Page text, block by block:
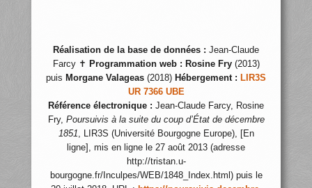
Réalisation de la base de données : Jean-Claude
Farcy ✝ Programmation web : Rosine Fry(2013)
puis Morgane Valageas (2018) Hébergement : LIR3S
UR 7366 UBE
Référence électronique : Jean-Claude Farcy, Rosine
Fry, Poursuivis à la suite du coup d’État de décembre
1851, LIR3S (Université Bourgogne Europe), [En
ligne], mis en ligne le 27 août 2013 (adresse
http://tristan.u-
bourgogne.fr/Inculpes/WEB/1848_Index.html) puis le